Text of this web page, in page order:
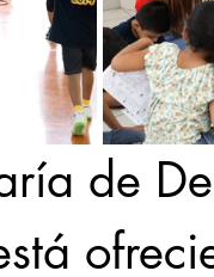
de